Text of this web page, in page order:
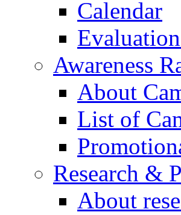
Calendar
Awareness
About
List of
Research &
About